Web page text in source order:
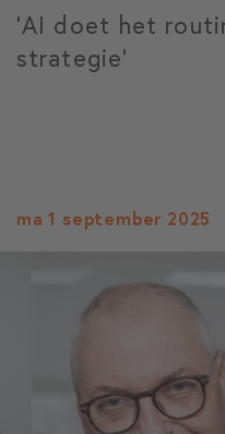
‘AI doet het
strategie’
ma 1 september 2025